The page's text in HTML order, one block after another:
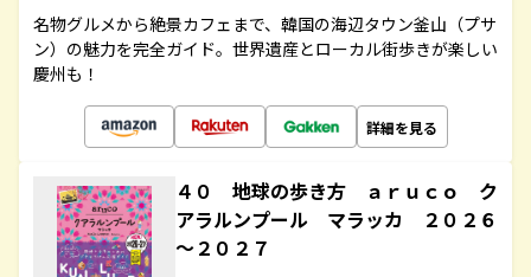
名物グルメから絶景カフェまで、韓国の海辺タウン釜山（プサ
ン）の魅力を完全ガイド。世界遺産とローカル街歩きが楽しい
慶州も！
詳細を見る
４０ 地球の歩き方 ａｒｕｃｏ ク
アラルンプール マラッカ ２０２６
～２０２７